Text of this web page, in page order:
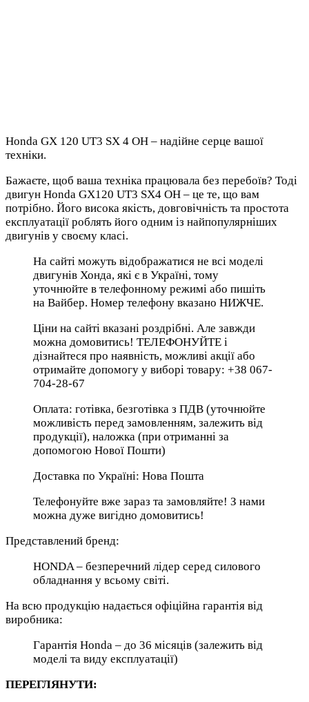
Honda GX 120 UT3 SX 4 OH – надійне серце вашої
техніки.
Бажаєте, щоб ваша техніка працювала без перебоїв? Тоді
двигун Honda GX120 UT3 SX4 OH – це те, що вам
потрібно. Його висока якість, довговічність та простота
експлуатації роблять його одним із найпопулярніших
двигунів у своєму класі.
На сайті можуть відображатися не всі моделі
двигунів Хонда, які є в Україні, тому
уточнюйте в телефонному режимі або пишіть
на Вайбер. Номер телефону вказано НИЖЧЕ.
Ціни на сайті вказані роздрібні. Але завжди
можна домовитись! ТЕЛЕФОНУЙТЕ і
дізнайтеся про наявність, можливі акції або
отримайте допомогу у виборі товару: +38 067-
704-28-67
Оплата: готівка, безготівка з ПДВ (уточнюйте
можливість перед замовленням, залежить від
продукції), наложка (при отриманні за
допомогою Нової Пошти)
Доставка по Україні: Нова Пошта
Телефонуйте вже зараз та замовляйте! З нами
можна дуже вигідно домовитись!
Представлений бренд:
HONDA – безперечний лідер серед силового
обладнання у всьому світі.
На всю продукцію надається офіційна гарантія від
виробника:
Гарантія Honda – до 36 місяців (залежить від
моделі та виду експлуатації)
ПЕРЕГЛЯНУТИ: